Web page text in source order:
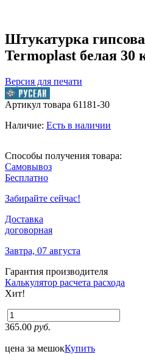
Штукатурка
Termoplast белая 30
Версия для печати
Артикул товара 61181-30
Наличие: Есть в наличии
Способы получения товара:
Самовывоз
Бесплатно
Забирайте сейчас!
Доставка
договорная
Завтра, 07 августа
Гарантия производителя
Калькулятор расчета расхода
Хит!
365.00 руб.
цена за мешокКупить